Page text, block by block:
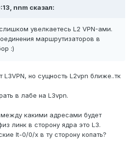
nnm сказал:
увелкаетесь L2 VPN-ами.
маршрутизаторов в
:)
L3VPN, но сущность L2vpn ближе..тк
в лабе на L3vpn.
какими адресами будет
линк в сторону ядра это L3.
lt-0/0/x в ту сторону копать?